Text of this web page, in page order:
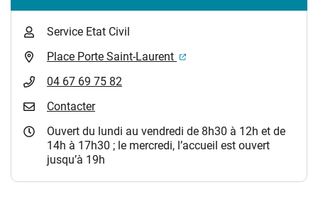
Service Etat Civil
Place Porte Saint-Laurent
(ouverture dans un
04 67 69 75 82
Contacter
Ouvert du lundi au vendredi de 8h30 à 12h et de
14h à 17h30 ; le mercredi, l’accueil est ouvert
jusqu’à 19h